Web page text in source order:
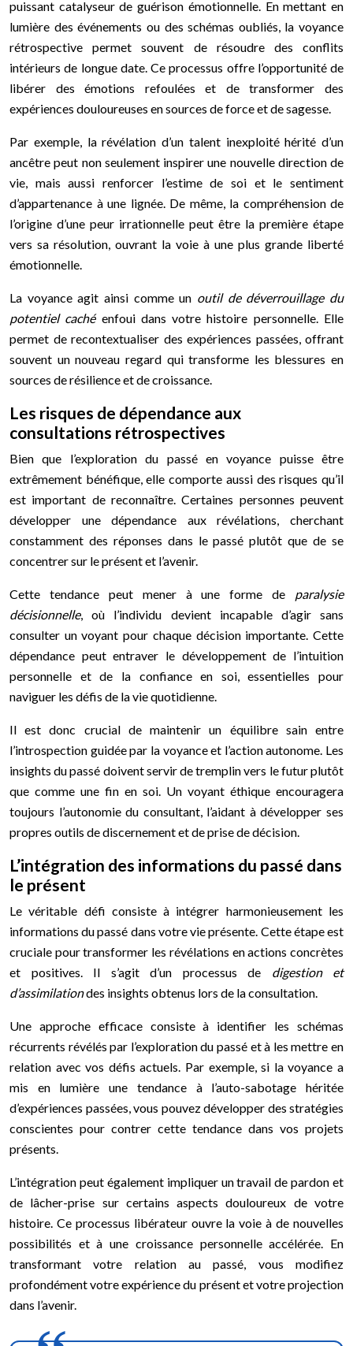
puissant catalyseur de guérison émotionnelle. En mettant en
lumière des événements ou des schémas oubliés, la voyance
rétrospective permet souvent de résoudre des conflits
intérieurs de longue date. Ce processus offre l’opportunité de
libérer des émotions refoulées et de transformer des
expériences douloureuses en sources de force et de sagesse.
Par exemple, la révélation d’un talent inexploité hérité d’un
ancêtre peut non seulement inspirer une nouvelle direction de
vie, mais aussi renforcer l’estime de soi et le sentiment
d’appartenance à une lignée. De même, la compréhension de
l’origine d’une peur irrationnelle peut être la première étape
vers sa résolution, ouvrant la voie à une plus grande liberté
émotionnelle.
La voyance agit ainsi comme un outil de déverrouillage du
potentiel cachéenfoui dans votre histoire personnelle. Elle
permet de recontextualiser des expériences passées, offrant
souvent un nouveau regard qui transforme les blessures en
sources de résilience et de croissance.
Les risques de dépendance aux
consultations rétrospectives
Bien que l’exploration du passé en voyance puisse être
extrêmement bénéfique, elle comporte aussi des risques qu’il
est important de reconnaître. Certaines personnes peuvent
développer une dépendance aux révélations, cherchant
constamment des réponses dans le passé plutôt que de se
concentrer sur le présent et l’avenir.
Cette tendance peut mener à une forme de paralysie
décisionnelle, où l’individu devient incapable d’agir sans
consulter un voyant pour chaque décision importante. Cette
dépendance peut entraver le développement de l’intuition
personnelle et de la confiance en soi, essentielles pour
naviguer les défis de la vie quotidienne.
Il est donc crucial de maintenir un équilibre sain entre
l’introspection guidée par la voyance et l’action autonome. Les
insights du passé doivent servir de tremplin vers le futur plutôt
que comme une fin en soi. Un voyant éthique encouragera
toujours l’autonomie du consultant, l’aidant à développer ses
propres outils de discernement et de prise de décision.
L’intégration des informations du passé dans
le présent
Le véritable défi consiste à intégrer harmonieusement les
informations du passé dans votre vie présente. Cette étape est
cruciale pour transformer les révélations en actions concrètes
et positives. Il s’agit d’un processus de digestion et
d’assimilationdes insights obtenus lors de la consultation.
Une approche efficace consiste à identifier les schémas
récurrents révélés par l’exploration du passé et à les mettre en
relation avec vos défis actuels. Par exemple, si la voyance a
mis en lumière une tendance à l’auto-sabotage héritée
d’expériences passées, vous pouvez développer des stratégies
conscientes pour contrer cette tendance dans vos projets
présents.
L’intégration peut également impliquer un travail de pardon et
de lâcher-prise sur certains aspects douloureux de votre
histoire. Ce processus libérateur ouvre la voie à de nouvelles
possibilités et à une croissance personnelle accélérée. En
transformant votre relation au passé, vous modifiez
profondément votre expérience du présent et votre projection
dans l’avenir.